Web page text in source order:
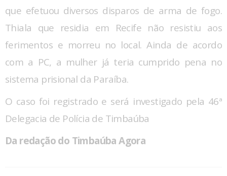
que efetuou diversos disparos de arma de fogo.
Thiala que residia em Recife não resistiu aos
ferimentos e morreu no local. Ainda de acordo
com a PC, a mulher já teria cumprido pena no
sistema prisional da Paraíba.
O caso foi registrado e será investigado pela 46ª
Delegacia de Polícia de Timbaúba
Da redação do Timbaúba Agora